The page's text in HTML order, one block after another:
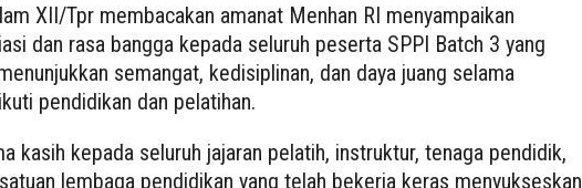
XII/Tpr membacakan amanat Menhan RI menyampaikan
dan rasa bangga kepada seluruh peserta SPPI Batch 3 yang
semangat, kedisiplinan, dan daya juang selama
pendidikan dan pelatihan.
kasih kepada seluruh jajaran pelatih, instruktur, tenaga pendidik,
lembaga pendidikan yang telah bekerja keras menyukseskan